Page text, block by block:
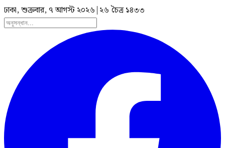
ঢাকা, শুক্রবার, ৭ আগস্ট ২০২৬ | ২৬ চৈত্র ১৪৩৩